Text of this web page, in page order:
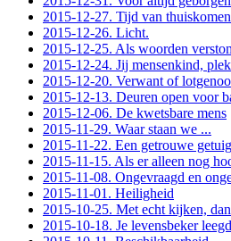
2015-12-27. Tijd van thuiskomen
2015-12-26. Licht.
2015-12-25. Als woorden
2015-12-24. Jij mensenkind,
2015-12-20. Verwant of
2015-12-13. Deuren open voor
2015-12-06. De kwetsbare mens
2015-11-29. Waar staan we ...
2015-11-22. Een getrouwe
2015-11-15. Als er alleen nog
2015-11-08. Ongevraagd en
2015-11-01. Heiligheid
2015-10-25. Met echt kijken,
2015-10-18. Je levensbeker